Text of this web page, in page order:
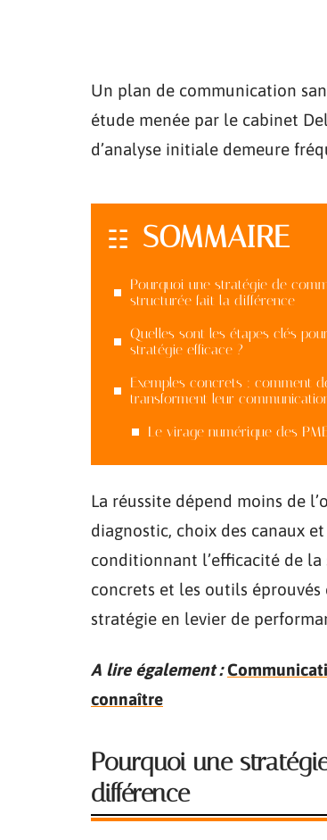
Un plan de communication
étude menée par le cabinet
d’analyse initiale demeure
SOMMAIRE
Pourquoi une stratégie de
structurée fait la différence
Quelles sont les étapes clés
stratégie efficace ?
Exemples concrets : comment
transforment leur
Le virage numérique des
La réussite dépend moins de
diagnostic, choix des canaux
conditionnant l’efficacité de la
concrets et les outils
stratégie en levier de
A lire également :
connaître
Pourquoi une
différence